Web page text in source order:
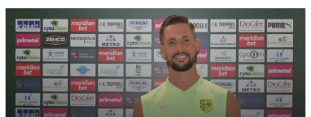
να λύσει το συμβόλαιό του, ώστε να μετακομίσει
ελεύθερα σε οποιαδήποτε νέα ομάδα το τρέχον
καλοκαίρι.